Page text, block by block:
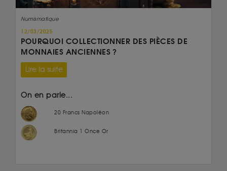
Numismatique
12/03/2025
POURQUOI COLLECTIONNER DES PIÈCES DE
MONNAIES ANCIENNES ?
Lire la suite
On en parle...
20 Francs Napoléon
Britannia 1 Once Or